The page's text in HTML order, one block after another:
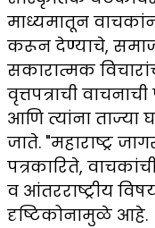
माध्यमातून
करून देण्याचे,
सकारात्मक
वृत्तपत्राची
आणि त्यांना
जाते. "महाराष्ट्र
पत्रकारिते, वाचकांची
व आंतरराष्ट्रीय
दृष्टिकोनामुळे आहे.